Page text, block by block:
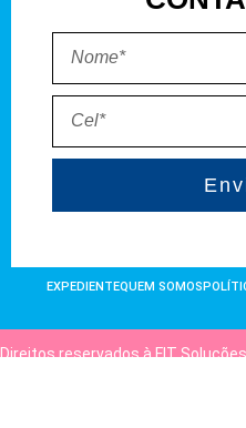
EXPEDIENTEQUEM SOMOS
Direitos reservados à FIT